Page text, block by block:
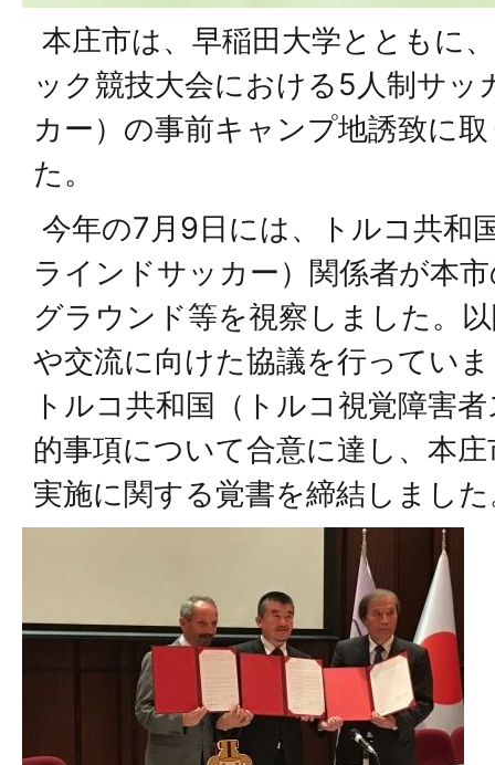
本庄市は、早稲田大学とともに
ック競技大会における5人制サッ
カー）の事前キャンプ地誘致に
た。
今年の7月9日には、トルコ共和
ラインドサッカー）関係者が本
グラウンド等を視察しました。
や交流に向けた協議を行ってい
トルコ共和国（トルコ視覚障害
的事項について合意に達し、本
実施に関する覚書を締結しまし